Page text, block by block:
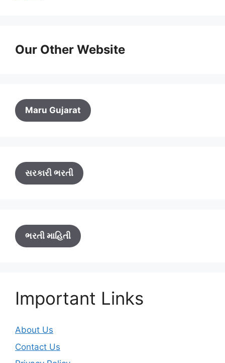
Our Other Website
Maru Gujarat
સરકારી ભરતી
ભરતી માહિતી
Important Links
About Us
Contact Us